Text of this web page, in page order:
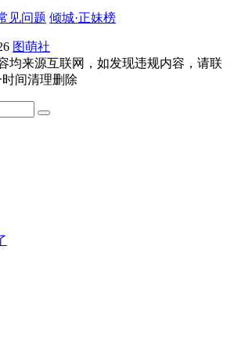
见问题 倾城·正妹榜
图萌社
均来源互联网，如发现违规内容，请联
间清理删除